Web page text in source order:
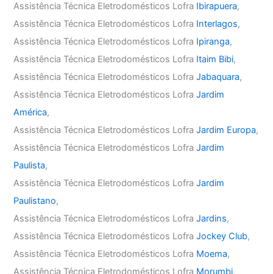
Assistência Técnica Eletrodomésticos Lofra Ibirapuera,
Assistência Técnica Eletrodomésticos Lofra Interlagos,
Assistência Técnica Eletrodomésticos Lofra Ipiranga,
Assistência Técnica Eletrodomésticos Lofra Itaim Bibi,
Assistência Técnica Eletrodomésticos LofraJabaquara,
Assistência Técnica Eletrodomésticos LofraJardim
América,
Assistência Técnica Eletrodomésticos LofraJardim Europa,
Assistência Técnica Eletrodomésticos LofraJardim
Paulista,
Assistência Técnica Eletrodomésticos LofraJardim
Paulistano,
Assistência Técnica Eletrodomésticos LofraJardins,
Assistência Técnica Eletrodomésticos LofraJockey Club,
Assistência Técnica Eletrodomésticos Lofra Moema,